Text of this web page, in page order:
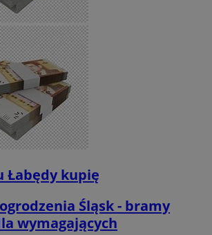
Łabędy kupię
Śląsk - bramy
wymagających